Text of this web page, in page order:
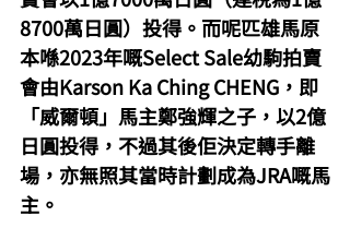
8700萬日圓）投得。而呢匹雄馬原
本喺2023年嘅Select Sale幼駒拍賣
會由Karson Ka Ching CHENG，即
「威爾頓」馬主鄭強輝之子，以2億
日圓投得，不過其後佢決定轉手離
場，亦無照其當時計劃成為JRA嘅馬
主。